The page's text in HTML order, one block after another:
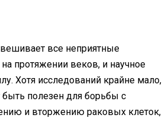
все неприятные
протяжении веков, и научное
Хотя исследований крайне мало,
быть полезен для борьбы с
и вторжению раковых клеток,